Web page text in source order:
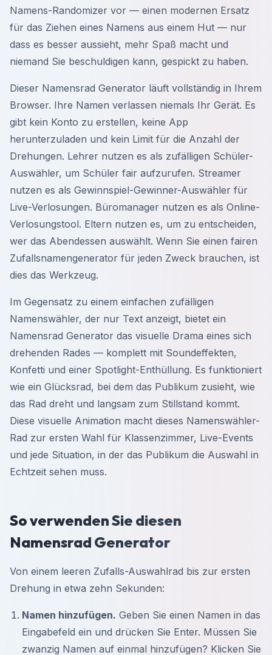
Namens-Randomizer vor — einen modernen Ersatz
für das Ziehen eines Namens aus einem Hut — nur
dass es besser aussieht, mehr Spaß macht und
niemand Sie beschuldigen kann, gespickt zu haben.
Dieser Namensrad Generator läuft vollständig in Ihrem
Browser. Ihre Namen verlassen niemals Ihr Gerät. Es
gibt kein Konto zu erstellen, keine App
herunterzuladen und kein Limit für die Anzahl der
Drehungen. Lehrer nutzen es als zufälligen Schüler-
Auswähler, um Schüler fair aufzurufen. Streamer
nutzen es als Gewinnspiel-Gewinner-Auswähler für
Live-Verlosungen. Büromanager nutzen es als Online-
Verlosungstool. Eltern nutzen es, um zu entscheiden,
wer das Abendessen auswählt. Wenn Sie einen fairen
Zufallsnamengenerator für jeden Zweck brauchen, ist
dies das Werkzeug.
Im Gegensatz zu einem einfachen zufälligen
Namenswähler, der nur Text anzeigt, bietet ein
Namensrad Generator das visuelle Drama eines sich
drehenden Rades — komplett mit Soundeffekten,
Konfetti und einer Spotlight-Enthüllung. Es funktioniert
wie ein Glücksrad, bei dem das Publikum zusieht, wie
das Rad dreht und langsam zum Stillstand kommt.
Diese visuelle Animation macht dieses Namenswähler-
Rad zur ersten Wahl für Klassenzimmer, Live-Events
und jede Situation, in der das Publikum die Auswahl in
Echtzeit sehen muss.
So verwenden Sie diesen
Namensrad Generator
Von einem leeren Zufalls-Auswahlrad bis zur ersten
Drehung in etwa zehn Sekunden:
Namen hinzufügen. Geben Sie einen Namen in das
Eingabefeld ein und drücken Sie Enter. Müssen Sie
zwanzig Namen auf einmal hinzufügen? Klicken Sie